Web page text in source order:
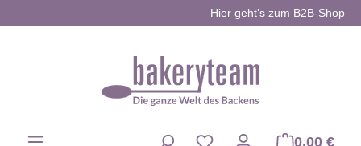
Hier geht’s zum B2B-Shop
0,00 €